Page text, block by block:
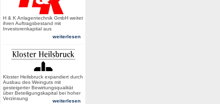
H & K Anlagentechnik GmbH weitet
ihren Auftragsbestand mit
Investorenkapital aus
weiterlesen
Kloster Heilsbruck expandiert durch
Ausbau des Weinguts mit
gesteigerter Bewirtungsqualität
über Beteiligungskapital bei hoher
Verzinsung
weiterlesen